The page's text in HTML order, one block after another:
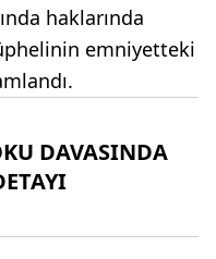
haklarında
emniyetteki
DAVASINDA